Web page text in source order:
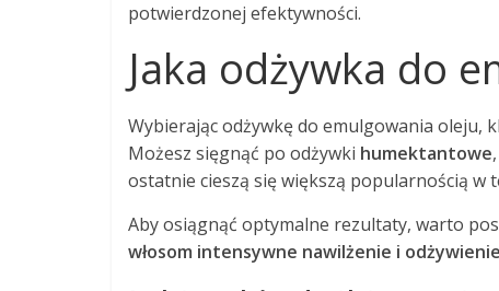
potwierdzonej efektywności.
Jaka odżywka do
Wybierając odżywkę do emulgowania oleju,
Możesz sięgnąć po odżywki humektantowe,
ostatnie cieszą się większą popularnością w
Aby osiągnąć optymalne rezultaty, warto
włosom intensywne nawilżenie i